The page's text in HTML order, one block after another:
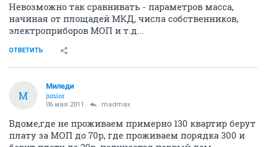
Невозможно так сравнивать - параметров масса,
начиная от площадей МКД, числа собственников,
электроприборов МОП и т.д...
ОТВЕТИТЬ
М
Миледи
junior
06 мая 2011 madmax
Вдоме,где не проживаем примерно 130 квартир берут
плату за МОП до 70р, где проживаем порядка 300 и